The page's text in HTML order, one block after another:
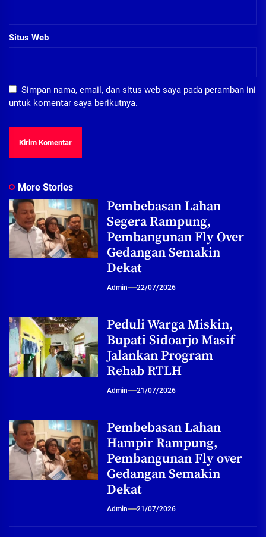
Situs Web
Simpan nama, email, dan situs web saya pada peramban ini
untuk komentar saya berikutnya.
More Stories
Pembebasan Lahan
Segera Rampung,
Pembangunan Fly Over
Gedangan Semakin
Dekat
Admin 22/07/2026
Peduli Warga Miskin,
Bupati Sidoarjo Masif
Jalankan Program
Rehab RTLH
Admin 21/07/2026
Pembebasan Lahan
Hampir Rampung,
Pembangunan Fly over
Gedangan Semakin
Dekat
Admin 21/07/2026